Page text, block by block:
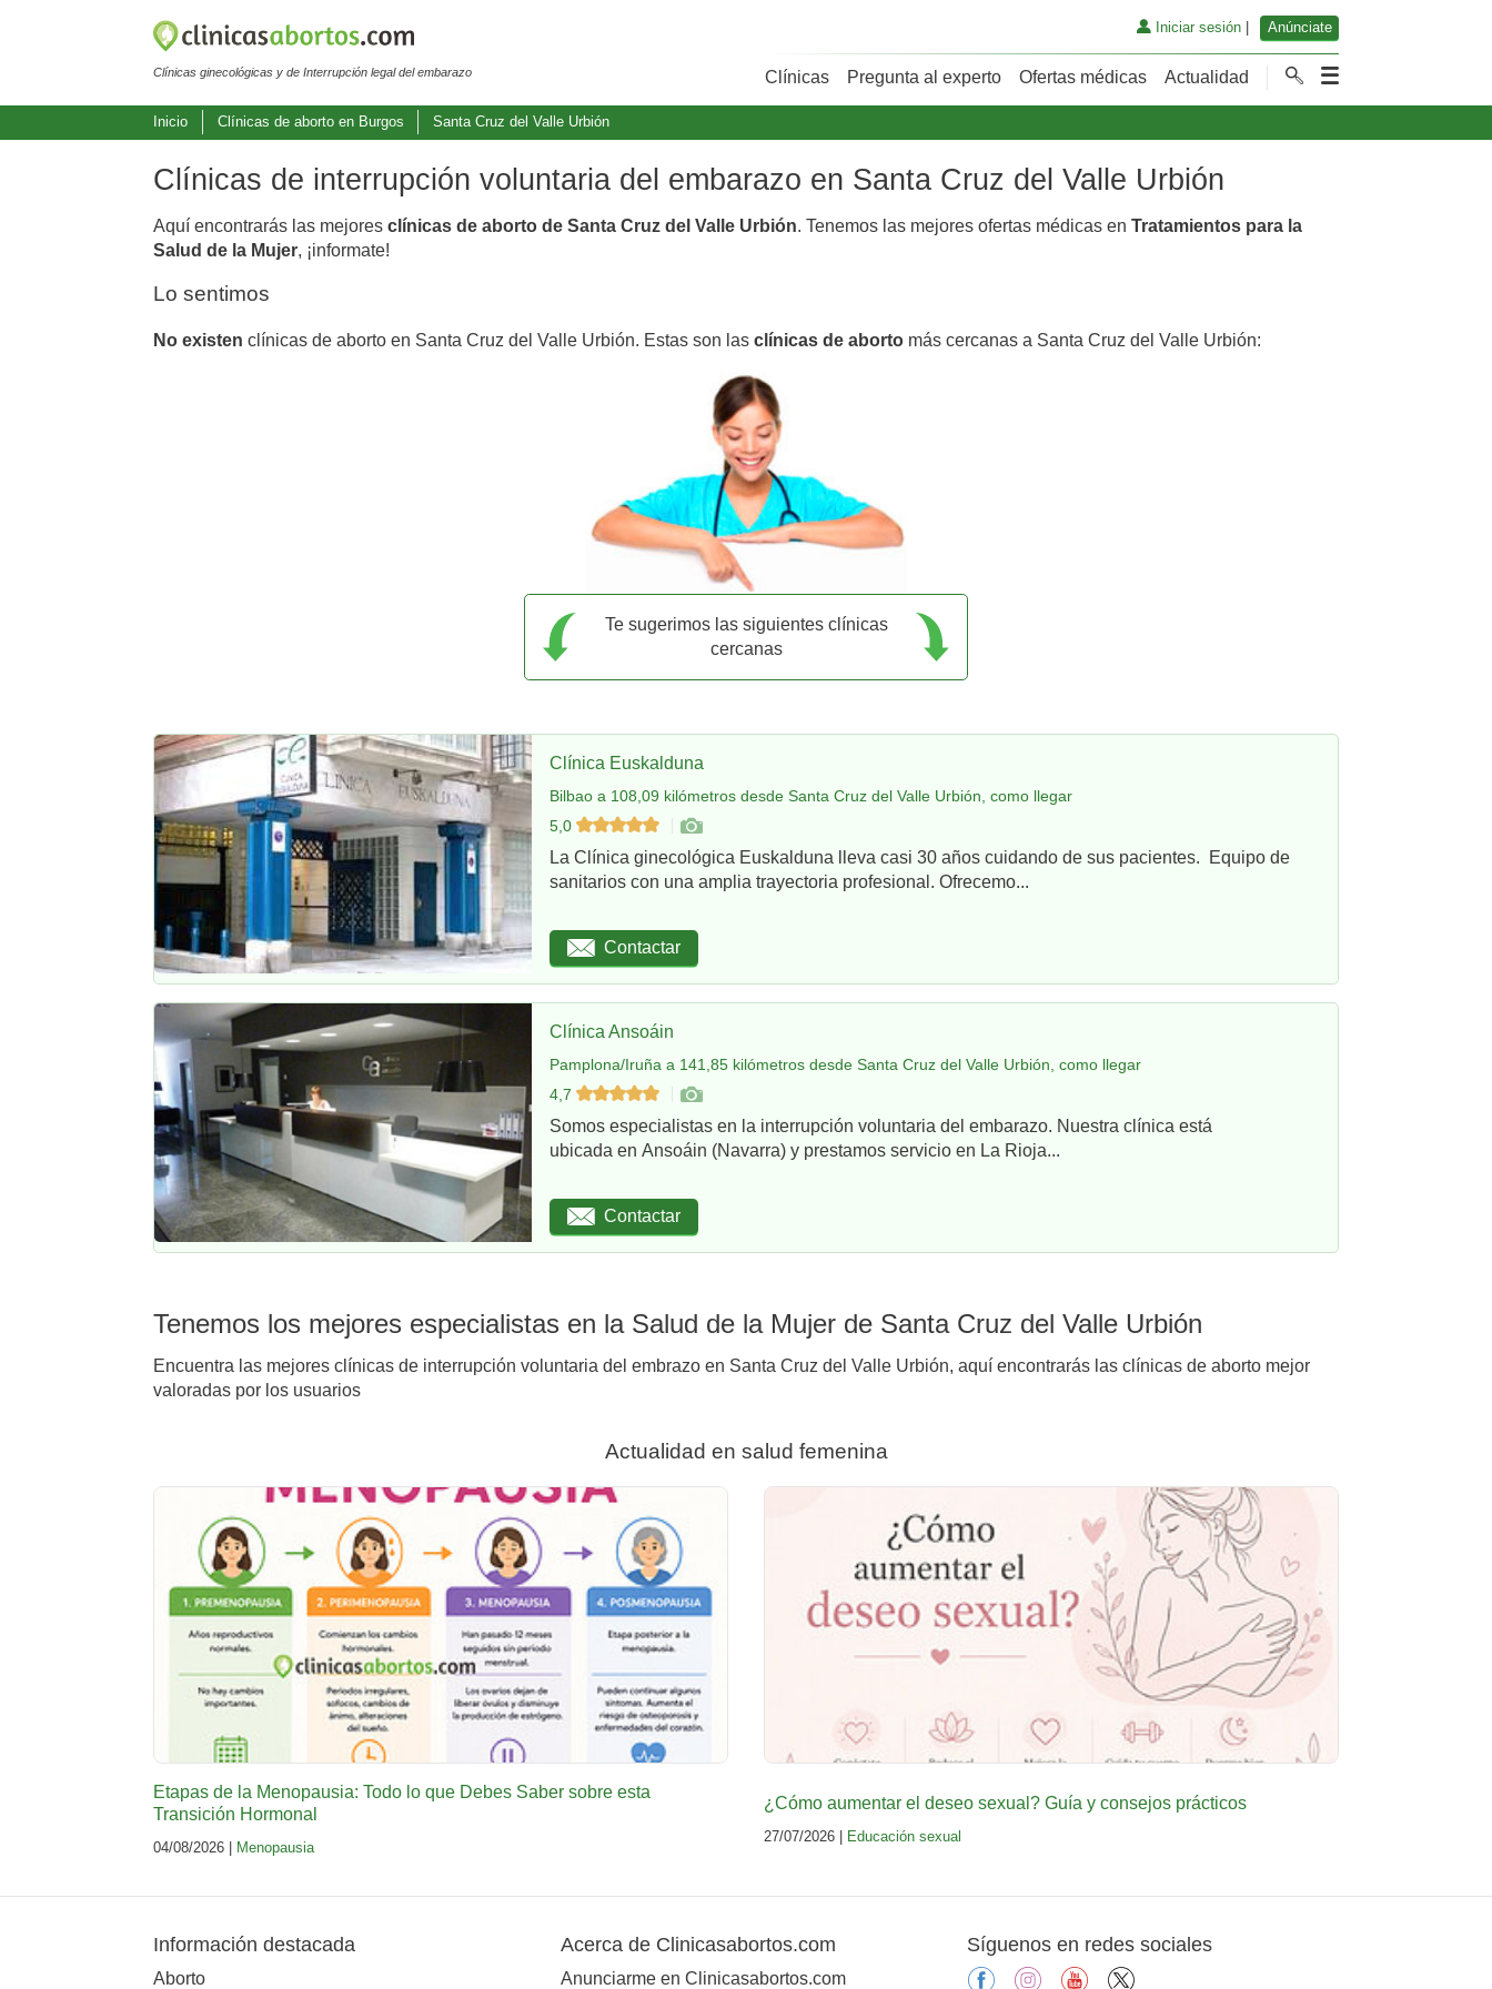
Clínicas ginecológicas y de Interrupción legal del embarazo
Iniciar sesión| Anúnciate
Clínicas Pregunta al experto Ofertas médicas Actualidad
Inicio Clínicas de aborto en Burgos Santa Cruz del Valle Urbión
Clínicas de interrupción voluntaria del embarazo en Santa Cruz del Valle Urbión
Aquí encontrarás las mejores clínicas de aborto de Santa Cruz del Valle Urbión. Tenemos las mejores ofertas médicas en Tratamientos para la
Salud de la Mujer, ¡informate!
Lo sentimos
No existen clínicas de aborto en Santa Cruz del Valle Urbión. Estas son las clínicas de aborto más cercanas a Santa Cruz del Valle Urbión:
Te sugerimos las siguientes clínicas
cercanas
Clínica Euskalduna
Bilbao a 108,09 kilómetros desde Santa Cruz del Valle Urbión, como llegar
5,0
La Clínica ginecológica Euskalduna lleva casi 30 años cuidando de sus pacientes. Equipo de
sanitarios con una amplia trayectoria profesional. Ofrecemo...
Contactar
Clínica Ansoáin
Pamplona/Iruña a 141,85 kilómetros desde Santa Cruz del Valle Urbión, como llegar
4,7
Somos especialistas en la interrupción voluntaria del embarazo. Nuestra clínica está
ubicada en Ansoáin (Navarra) y prestamos servicio en La Rioja...
Contactar
Tenemos los mejores especialistas en la Salud de la Mujer de Santa Cruz del Valle Urbión
Encuentra las mejores clínicas de interrupción voluntaria del embrazo en Santa Cruz del Valle Urbión, aquí encontrarás las clínicas de aborto mejor
valoradas por los usuarios
Actualidad en salud femenina
Etapas de la Menopausia: Todo lo que Debes Saber sobre esta
Transición Hormonal
04/08/2026 | Menopausia
¿Cómo aumentar el deseo sexual? Guía y consejos prácticos
27/07/2026 | Educación sexual
Información destacada
Aborto
Acerca de Clinicasabortos.com
Anunciarme en Clinicasabortos.com
Síguenos en redes sociales
facebookinstagramyoutube